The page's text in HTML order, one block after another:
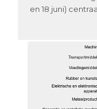
en 18 juni)